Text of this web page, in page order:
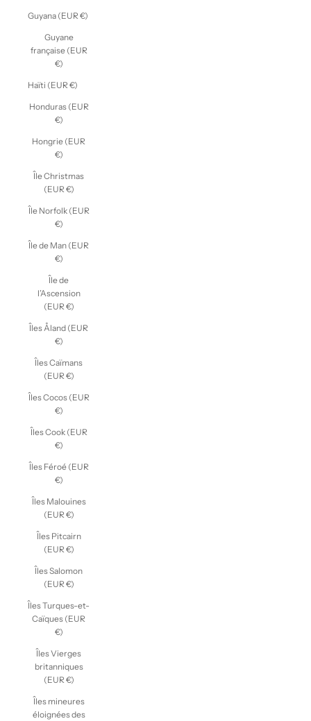
Guyana (EUR €)
Guyane
française (EUR
€)
Haïti (EUR €)
Honduras (EUR
€)
Hongrie (EUR
€)
Île Christmas
(EUR €)
Île Norfolk (EUR
€)
Île de Man (EUR
€)
Île de
l’Ascension
(EUR €)
Îles Åland (EUR
€)
Îles Caïmans
(EUR €)
Îles Cocos (EUR
€)
Îles Cook (EUR
€)
Îles Féroé (EUR
€)
Îles Malouines
(EUR €)
Îles Pitcairn
(EUR €)
Îles Salomon
(EUR €)
Îles Turques-et-
Caïques (EUR
€)
Îles Vierges
britanniques
(EUR €)
Îles mineures
éloignées des